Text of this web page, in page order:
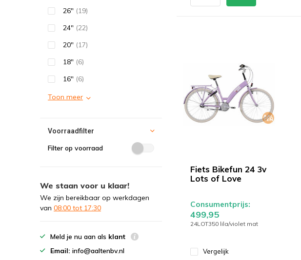
Fiets Bikefun 24 3v
Lots of Love
Consumentprijs:
499,95
24LOT350 lila/violet mat
Vergelijk
26" (19)
24" (22)
20" (17)
18" (6)
16" (6)
Toon meer
Voorraadfilter
Filter op voorraad
We staan voor u klaar!
We zijn bereikbaar op werkdagen
van 08:00 tot 17:30
Meld je nu aan als klant
Email: info@aaltenbv.nl